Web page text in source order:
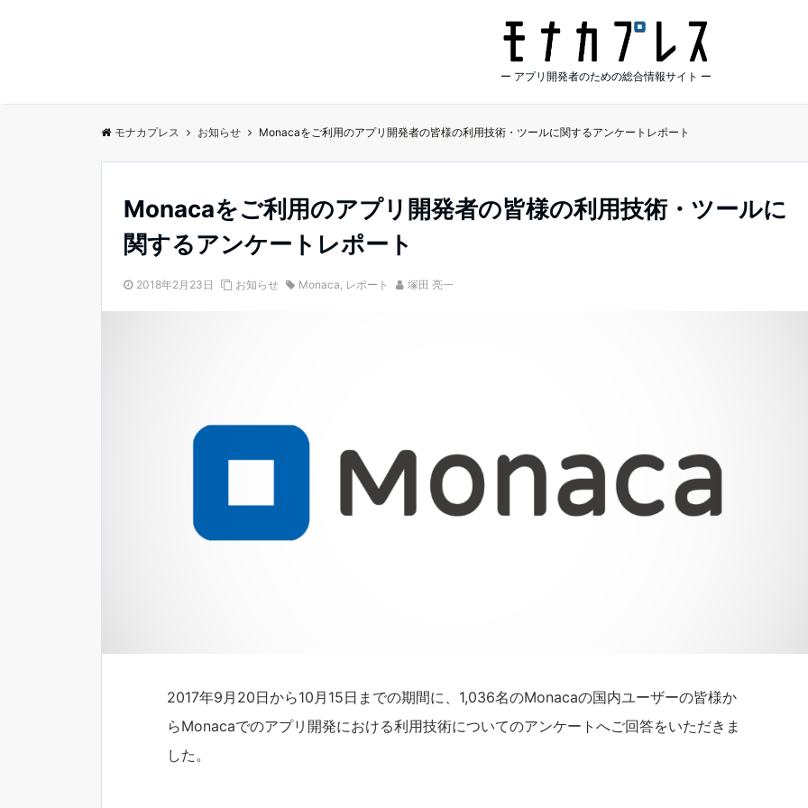
ー アプリ開発者のための総合情報サイト ー
モナカプレス お知らせ Monacaをご利用のアプリ開発者の皆様の利用技術・ツールに関するアンケートレポート
Monacaをご利用のアプリ開発者の皆様の利用技術・ツールに
関するアンケートレポート
2018年2月23日 お知らせ Monaca, レポート 塚田 亮一
2017年9月20日から10月15日までの期間に、1,036名のMonacaの国内ユーザーの皆様か
らMonacaでのアプリ開発における利用技術についてのアンケートへご回答をいただきま
した。